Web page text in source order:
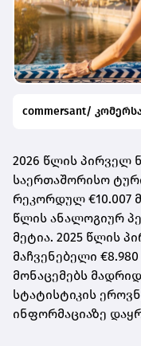
commersant/
2026 წლის პირველ
საერთაშორისო
რეკორდულ €10.007
წლის ანალოგიურ
მეტია. 2025 წლის
მაჩვენებელი
მონაცემებს
სტატისტიკის
ინფორმაციაზე